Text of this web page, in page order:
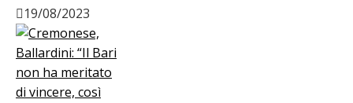
19/08/2023